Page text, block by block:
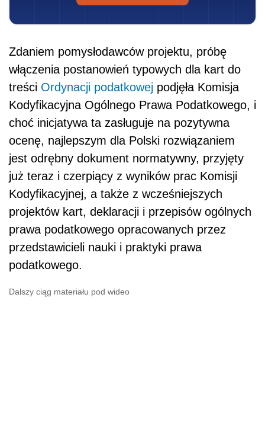
Zdaniem pomysłodawców projektu, próbę
włączenia postanowień typowych dla kart do
treści Ordynacji podatkowej podjęła Komisja
Kodyfikacyjna Ogólnego Prawa Podatkowego, i
choć inicjatywa ta zasługuje na pozytywna
ocenę, najlepszym dla Polski rozwiązaniem
jest odrębny dokument normatywny, przyjęty
już teraz i czerpiący z wyników prac Komisji
Kodyfikacyjnej, a także z wcześniejszych
projektów kart, deklaracji i przepisów ogólnych
prawa podatkowego opracowanych przez
przedstawicieli nauki i praktyki prawa
podatkowego.
Dalszy ciąg materiału pod wideo